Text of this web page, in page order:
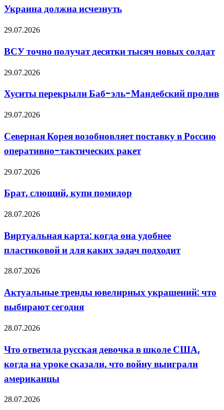
подходящее
оборудование
исчезнуть
Украина должна исчезнуть
ВСУ
получат
десятки
новых
29.07.2026
ВСУ точно получат десятки тысяч новых солдат
Хуситы
Баб-
эль-
пролив
29.07.2026
Хуситы перекрыли Баб-эль-Мандебский пролив
Северная
возобновляет
поставку
в
оперативно-
тактических
29.07.2026
Северная Корея возобновляет поставку в Россию
оперативно-тактических ракет
Брат,
купи
помидор
29.07.2026
Брат, слющий, купи помидор
Виртуальная
когда
она
удобнее
и
задач
подходит
28.07.2026
Виртуальная карта: когда она удобнее
пластиковой и для каких задач подходит
Актуальные
ювелирных
украшений:
что
сегодня
28.07.2026
Актуальные тренды ювелирных украшений: что
выбирают сегодня
Что
русская
девочка
в
США,
на
28.07.2026
Что ответила русская девочка в школе США,
когда на уроке сказали, что войну выиграли
американцы
Больше
28.07.2026